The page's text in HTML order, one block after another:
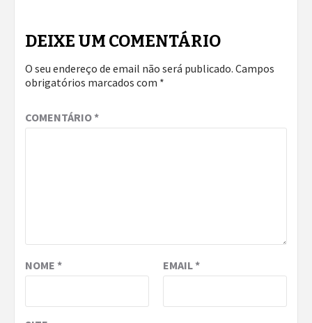
DEIXE UM COMENTÁRIO
O seu endereço de email não será publicado. Campos
obrigatórios marcados com *
COMENTÁRIO*
NOME * EMAIL*